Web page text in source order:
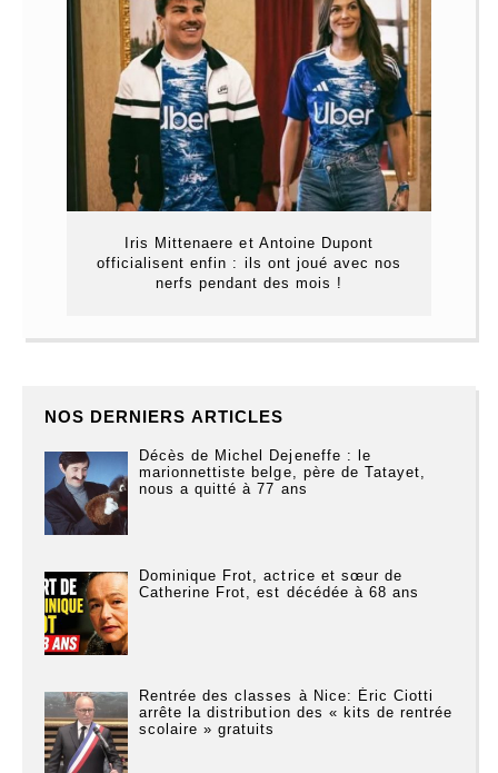
Iris Mittenaere et Antoine Dupont
officialisent enfin : ils ont joué avec nos
nerfs pendant des mois !
NOS DERNIERS ARTICLES
Décès de Michel Dejeneffe : le
marionnettiste belge, père de Tatayet,
nous a quitté à 77 ans
Dominique Frot, actrice et sœur de
Catherine Frot, est décédée à 68 ans
Rentrée des classes à Nice: Éric Ciotti
arrête la distribution des « kits de rentrée
scolaire » gratuits